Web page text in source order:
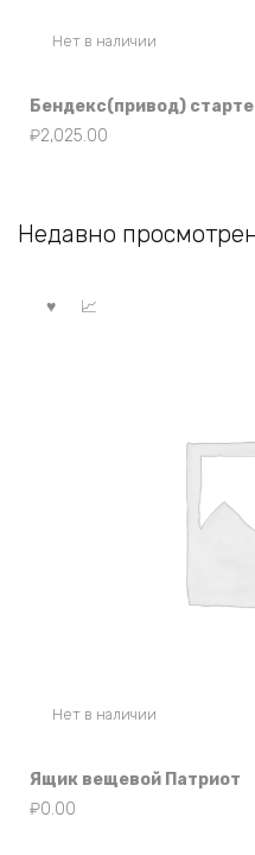
Нет в наличии
Бендекс(привод)
₽2,025.00
Недавно
Нет в наличии
Ящик вещевой Патриот
₽0.00